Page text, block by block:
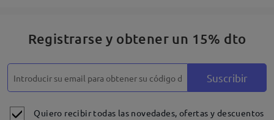
Registrarse y obtener un 15% dto
Suscribir
Quiero recibir todas las novedades, ofertas y descuentos